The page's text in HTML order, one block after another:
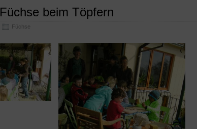
Füchse beim Töpfern
Füchse